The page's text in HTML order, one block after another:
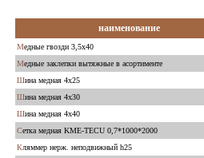
наименование
Медные гвозди 3,5х40
Медные заклепки вытяжные в асортименте
Шина медная 4х25
Шина медная 4х30
Шина медная 4х40
Сетка медная KME-TECU 0,7*1000*2000
Кляммер нерж. неподвижный h25